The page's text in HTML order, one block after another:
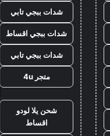
شدات ببجي تابي
شدات ببجي اقساط
شدات ببجي تابي
متجر 4u
شحن يلا لودو
اقساط